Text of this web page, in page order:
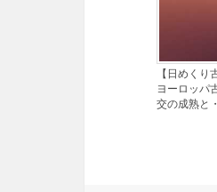
【日めくり
ヨーロッパ
交の成熟と